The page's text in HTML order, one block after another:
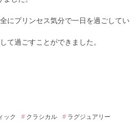
プリンセス気分で一日を過ごしてい
て過ごすことができました。
ック クラシカル ラグジュアリー